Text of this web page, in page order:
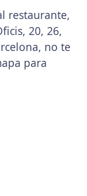
restaurante,
20, 26,
no te
para